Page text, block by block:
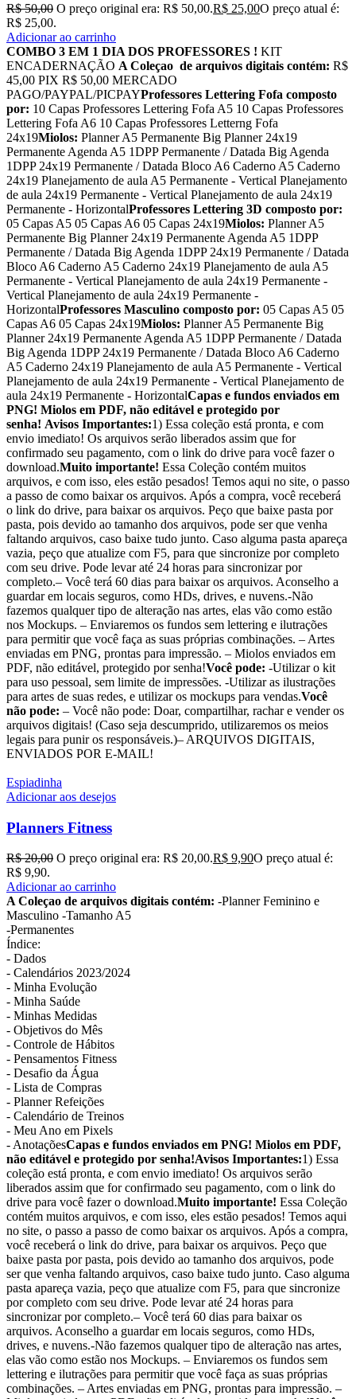
R$50,00 O preço original era: R$ 50,00.R$ 25,00O preço atual é:
R$ 25,00.
Adicionar ao carrinho
COMBO 3 EM 1 DIA DOS PROFESSORES ! KIT
ENCADERNAÇÃO A Coleçao de arquivos digitais contém: R$
45,00 PIX R$ 50,00 MERCADO
PAGO/PAYPAL/PICPAYProfessores Lettering Fofa composto
por: 10 Capas Professores Lettering Fofa A5 10 Capas Professores
Lettering Fofa A6 10 Capas Professores Letterng Fofa
24x19Miolos: Planner A5 Permanente Big Planner 24x19
Permanente Agenda A5 1DPP Permanente / Datada Big Agenda
1DPP 24x19 Permanente / Datada Bloco A6 Caderno A5 Caderno
24x19 Planejamento de aula A5 Permanente - Vertical Planejamento
de aula 24x19 Permanente - Vertical Planejamento de aula 24x19
Permanente - HorizontalProfessores Lettering 3D composto por:
05 Capas A5 05 Capas A6 05 Capas 24x19Miolos: Planner A5
Permanente Big Planner 24x19 Permanente Agenda A5 1DPP
Permanente / Datada Big Agenda 1DPP 24x19 Permanente / Datada
Bloco A6 Caderno A5 Caderno 24x19 Planejamento de aula A5
Permanente - Vertical Planejamento de aula 24x19 Permanente -
Vertical Planejamento de aula 24x19 Permanente -
HorizontalProfessores Masculino composto por: 05 Capas A5 05
Capas A6 05 Capas 24x19Miolos: Planner A5 Permanente Big
Planner 24x19 Permanente Agenda A5 1DPP Permanente / Datada
Big Agenda 1DPP 24x19 Permanente / Datada Bloco A6 Caderno
A5 Caderno 24x19 Planejamento de aula A5 Permanente - Vertical
Planejamento de aula 24x19 Permanente - Vertical Planejamento de
aula 24x19 Permanente - HorizontalCapas e fundos enviados em
PNG! Miolos em PDF, não editável e protegido por
senha! Avisos Importantes:1) Essa coleção está pronta, e com
envio imediato! Os arquivos serão liberados assim que for
confirmado seu pagamento, com o link do drive para você fazer o
download.Muito importante! Essa Coleção contém muitos
arquivos, e com isso, eles estão pesados! Temos aqui no site, o passo
a passo de como baixar os arquivos. Após a compra, você receberá
o link do drive, para baixar os arquivos. Peço que baixe pasta por
pasta, pois devido ao tamanho dos arquivos, pode ser que venha
faltando arquivos, caso baixe tudo junto. Caso alguma pasta apareça
vazia, peço que atualize com F5, para que sincronize por completo
com seu drive. Pode levar até 24 horas para sincronizar por
completo.– Você terá 60 dias para baixar os arquivos. Aconselho a
guardar em locais seguros, como HDs, drives, e nuvens.-Não
fazemos qualquer tipo de alteração nas artes, elas vão como estão
nos Mockups. – Enviaremos os fundos sem lettering e ilutrações
para permitir que você faça as suas próprias combinações. – Artes
enviadas em PNG, prontas para impressão. – Miolos enviados em
PDF, não editável, protegido por senha!Você pode: -Utilizar o kit
para uso pessoal, sem limite de impressões. -Utilizar as ilustrações
para artes de suas redes, e utilizar os mockups para vendas.Você
não pode: – Você não pode: Doar, compartilhar, rachar e vender os
arquivos digitais! (Caso seja descumprido, utilizaremos os meios
legais para punir os responsáveis.)– ARQUIVOS DIGITAIS,
ENVIADOS POR E-MAIL!
Espiadinha
Adicionar aos desejos
Planners Fitness
R$20,00 O preço original era: R$ 20,00.R$ 9,90O preço atual é:
R$ 9,90.
Adicionar ao carrinho
A Coleçao de arquivos digitais contém: -Planner Feminino e
Masculino -Tamanho A5
-Permanentes
Índice:
- Dados
- Calendários 2023/2024
- Minha Evolução
- Minha Saúde
- Minhas Medidas
- Objetivos do Mês
- Controle de Hábitos
- Pensamentos Fitness
- Desafio da Água
- Lista de Compras
- Planner Refeições
- Calendário de Treinos
- Meu Ano em Pixels
- AnotaçõesCapas e fundos enviados em PNG! Miolos em PDF,
não editável e protegido por senha!Avisos Importantes:1) Essa
coleção está pronta, e com envio imediato! Os arquivos serão
liberados assim que for confirmado seu pagamento, com o link do
drive para você fazer o download.Muito importante! Essa Coleção
contém muitos arquivos, e com isso, eles estão pesados! Temos aqui
no site, o passo a passo de como baixar os arquivos. Após a compra,
você receberá o link do drive, para baixar os arquivos. Peço que
baixe pasta por pasta, pois devido ao tamanho dos arquivos, pode
ser que venha faltando arquivos, caso baixe tudo junto. Caso alguma
pasta apareça vazia, peço que atualize com F5, para que sincronize
por completo com seu drive. Pode levar até 24 horas para
sincronizar por completo.– Você terá 60 dias para baixar os
arquivos. Aconselho a guardar em locais seguros, como HDs,
drives, e nuvens.-Não fazemos qualquer tipo de alteração nas artes,
elas vão como estão nos Mockups. – Enviaremos os fundos sem
lettering e ilutrações para permitir que você faça as suas próprias
combinações. – Artes enviadas em PNG, prontas para impressão. –